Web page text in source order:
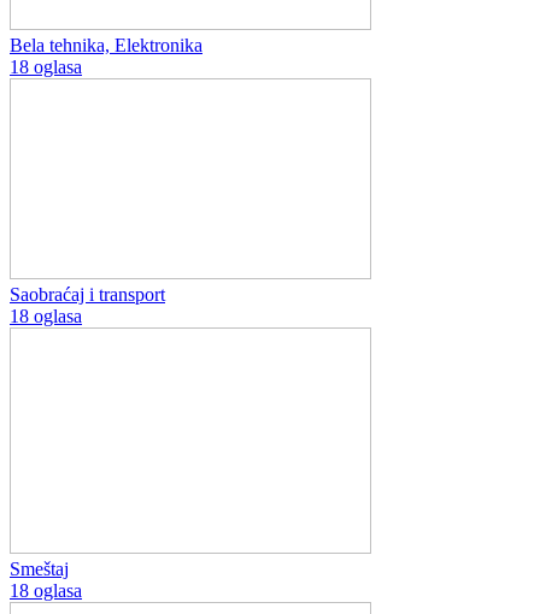
Bela tehnika, Elektronika
18 oglasa
Saobraćaj i transport
18 oglasa
Smeštaj
18 oglasa